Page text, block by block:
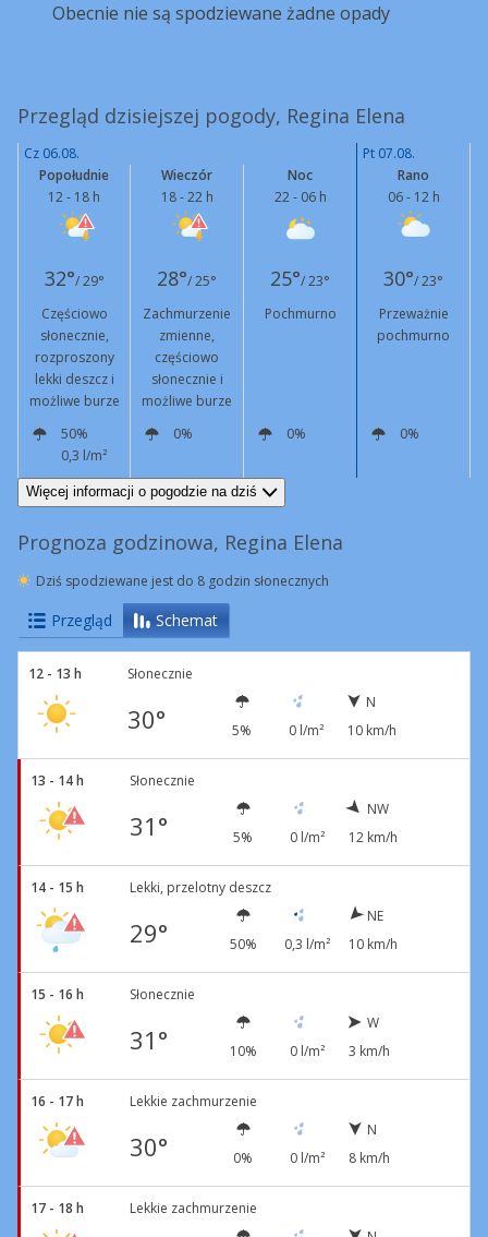
Obecnie nie są spodziewane żadne opady
Przegląd dzisiejszej pogody, Regina Elena
Cz 06.08.
Pt 07.08.
Popołudnie
12 - 18 h
Wieczór
18 - 22 h
Noc
22 - 06 h
Rano
06 - 12 h
32°/ 29° 28°/ 25° 25°/ 23° 30°/ 23°
Częściowo
słonecznie,
rozproszony
lekki deszcz i
możliwe burze
Zachmurzenie
zmienne,
częściowo
słonecznie i
możliwe burze
Pochmurno
Przeważnie
pochmurno
50%
0,3 l/m²
0% 0% 0%
NW
9 km/h N
6 km/h
Więcej informacji o pogodzie na dziś
Prognoza godzinowa, Regina Elena
Dziś spodziewane jest do 8 godzin słonecznych
Przegląd Schemat
12 - 13 h Słonecznie
30° 5% 0 l/m²
N
10 km/h
13 - 14 h Słonecznie
31° 5% 0 l/m²
NW
12 km/h
14 - 15 h Lekki, przelotny deszcz
29° 50% 0,3 l/m²
NE
10 km/h
15 - 16 h Słonecznie
31° 10% 0 l/m²
W
3 km/h
16 - 17 h Lekkie zachmurzenie
30° 0% 0 l/m²
N
8 km/h
17 - 18 h Lekkie zachmurzenie